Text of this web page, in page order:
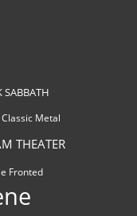
SABBATH
Classic Metal
THEATER
Fronted